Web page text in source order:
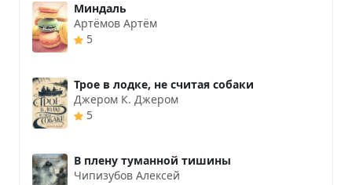
Миндаль
Артёмов Артём
5
Трое в лодке, не считая собаки
Джером К. Джером
5
В плену туманной тишины
Чипизубов Алексей